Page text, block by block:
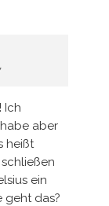
Ich
aber
heißt
ein
geht das?